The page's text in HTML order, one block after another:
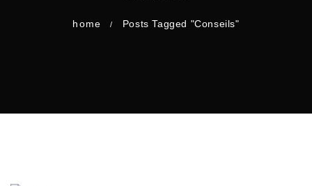
home / Posts Tagged "Conseils"